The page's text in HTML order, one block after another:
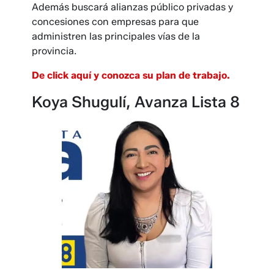
Además buscará alianzas público privadas y
concesiones con empresas para que
administren las principales vías de la
provincia.
De click aquí y conozca su plan de trabajo.
Koya Shugulí, Avanza Lista 8